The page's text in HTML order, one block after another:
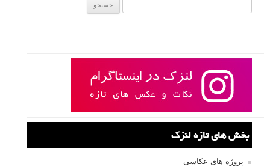
بخش های تازه لنزک
پروژه های عکاسی